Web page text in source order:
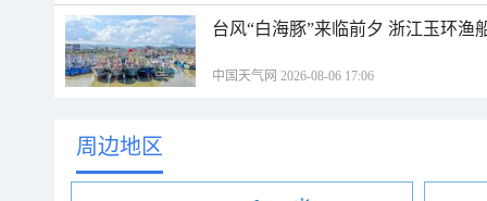
台风“白海豚”来临前夕 浙江玉环渔
中国天气网 2026-08-06 17:06
周边地区